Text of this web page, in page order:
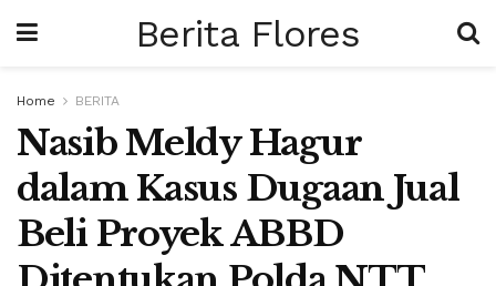
Berita Flores
Home BERITA
Nasib Meldy Hagur
dalam Kasus Dugaan Jual
Beli Proyek ABBD